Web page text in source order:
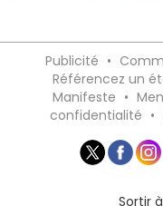
Publicité •
Référencez un
Manifeste •
confidentialité •
Sortir